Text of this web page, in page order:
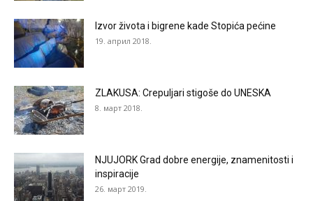
Izvor života i bigrene kade Stopića pećine
19. април 2018.
ZLAKUSA: Crepuljari stigoše do UNESKA
8. март 2018.
NJUJORK Grad dobre energije, znamenitosti i
inspiracije
26. март 2019.